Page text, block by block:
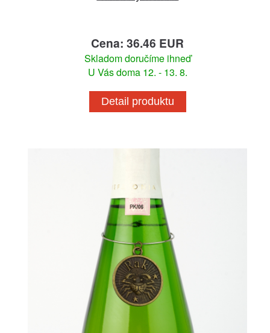
Cena: 36.46 EUR
Skladom doručíme ihneď
U Vás doma 12. - 13. 8.
Detail produktu